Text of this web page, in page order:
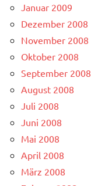
Januar 2009
Dezember 2008
November 2008
Oktober 2008
September 2008
August 2008
Juli 2008
Juni 2008
Mai 2008
April 2008
März 2008